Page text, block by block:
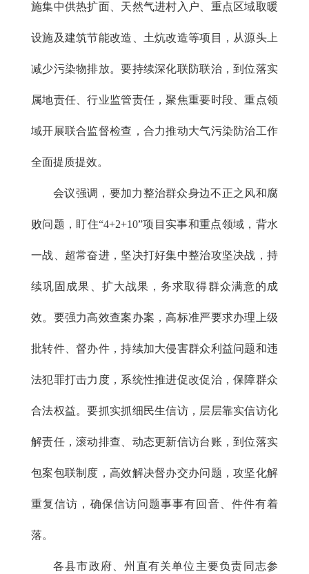
施集中供热扩面、天然气进村入户、重点区域取暖
设施及建筑节能改造、土炕改造等项目，从源头上
减少污染物排放。要持续深化联防联治，到位落实
属地责任、行业监管责任，聚焦重要时段、重点领
域开展联合监督检查，合力推动大气污染防治工作
全面提质提效。
会议强调，要加力整治群众身边不正之风和腐
败问题，盯住“4+2+10”项目实事和重点领域，背水
一战、超常奋进，坚决打好集中整治攻坚决战，持
续巩固成果、扩大战果，务求取得群众满意的成
效。要强力高效查案办案，高标准严要求办理上级
批转件、督办件，持续加大侵害群众利益问题和违
法犯罪打击力度，系统性推进促改促治，保障群众
合法权益。要抓实抓细民生信访，层层靠实信访化
解责任，滚动排查、动态更新信访台账，到位落实
包案包联制度，高效解决督办交办问题，攻坚化解
重复信访，确保信访问题事事有回音、件件有着
落。
各县市政府、州直有关单位主要负责同志参